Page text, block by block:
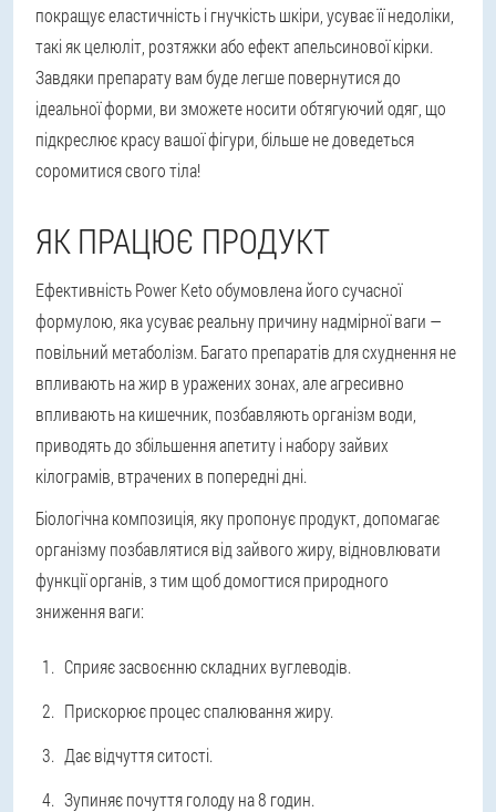
покращує еластичність і гнучкість шкіри, усуває її недоліки,
такі як целюліт, розтяжки або ефект апельсинової кірки.
Завдяки препарату вам буде легше повернутися до
ідеальної форми, ви зможете носити обтягуючий одяг, що
підкреслює красу вашої фігури, більше не доведеться
соромитися свого тіла!
ЯК ПРАЦЮЄ ПРОДУКТ
Ефективність Power Keto обумовлена його сучасної
формулою, яка усуває реальну причину надмірної ваги —
повільний метаболізм. Багато препаратів для схуднення не
впливають на жир в уражених зонах, але агресивно
впливають на кишечник, позбавляють організм води,
приводять до збільшення апетиту і набору зайвих
кілограмів, втрачених в попередні дні.
Біологічна композиція, яку пропонує продукт, допомагає
організму позбавлятися від зайвого жиру, відновлювати
функції органів, з тим щоб домогтися природного
зниження ваги:
Сприяє засвоєнню складних вуглеводів.
Прискорює процес спалювання жиру.
Дає відчуття ситості.
Зупиняє почуття голоду на 8 годин.